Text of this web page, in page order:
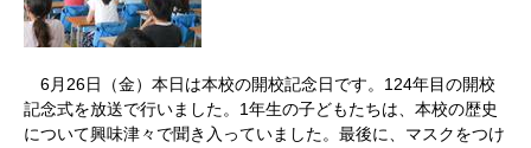
6月26日（金）本日は本校の開校記念日です。124年目の開校
記念式を放送で行いました。1年生の子どもたちは、本校の歴史
について興味津々で聞き入っていました。最後に、マスクをつけ